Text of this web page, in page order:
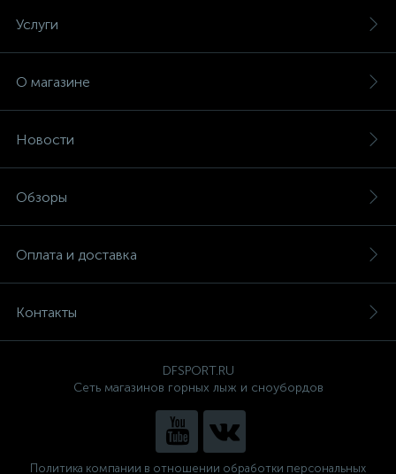
Услуги
О магазине
Новости
Обзоры
Оплата и доставка
Контакты
DFSPORT.RU
Сеть магазинов горных лыж и сноубордов
Политика компании в отношении обработки персональных